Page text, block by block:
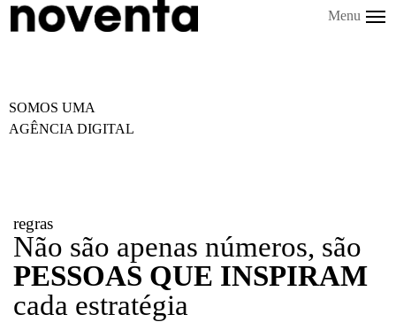
Menu
SOMOS UMA
AGÊNCIA DIGITAL
regras
Não são apenas números, são
PESSOAS QUE INSPIRAM
cada estratégia